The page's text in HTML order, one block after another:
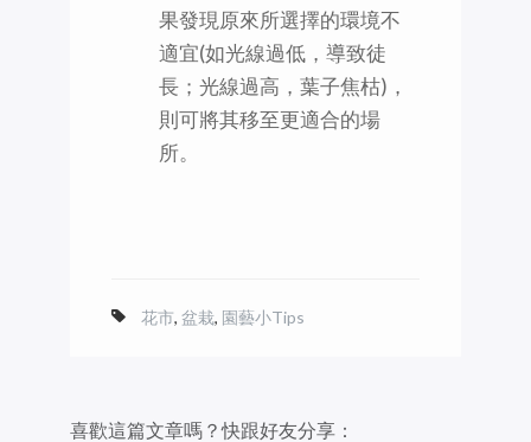
果發現原來所選擇的環境不
適宜(如光線過低，導致徒
長；光線過高，葉子焦枯)，
則可將其移至更適合的場
所。
花市, 盆栽, 園藝小Tips
喜歡這篇文章嗎？快跟好友分享：